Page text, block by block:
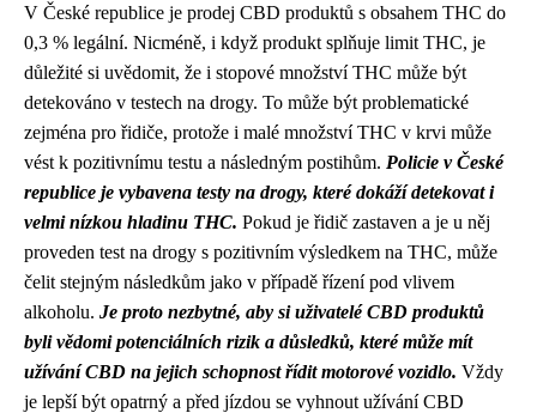
V České republice je prodej CBD produktů s obsahem THC do
0,3 % legální. Nicméně, i když produkt splňuje limit THC, je
důležité si uvědomit, že i stopové množství THC může být
detekováno v testech na drogy. To může být problematické
zejména pro řidiče, protože i malé množství THC v krvi může
vést k pozitivnímu testu a následným postihům. Policie v České
republice je vybavena testy na drogy, které dokáží detekovat i
velmi nízkou hladinu THC. Pokud je řidič zastaven a je u něj
proveden test na drogy s pozitivním výsledkem na THC, může
čelit stejným následkům jako v případě řízení pod vlivem
alkoholu. Je proto nezbytné, aby si uživatelé CBD produktů
byli vědomi potenciálních rizik a důsledků, které může mít
užívání CBD na jejich schopnost řídit motorové vozidlo. Vždy
je lepší být opatrný a před jízdou se vyhnout užívání CBD